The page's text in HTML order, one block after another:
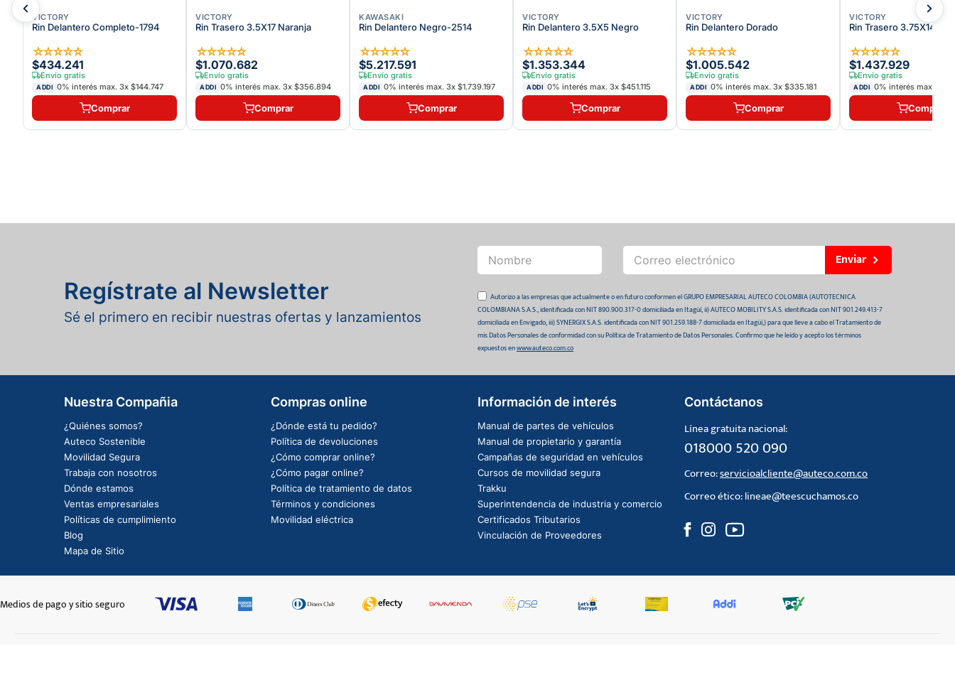
VICTORY
Rin Delantero Completo-1794
☆☆☆☆☆
$434.241
Envío gratis
ADDI 0% interés max. 3x $144.747
Comprar
VICTORY
Rin Trasero 3.5X17 Naranja
☆☆☆☆☆
$1.070.682
Envío gratis
ADDI 0% interés max. 3x $356.894
Comprar
KAWASAKI
Rin Delantero Negro-2514
☆☆☆☆☆
$5.217.591
Envío gratis
ADDI 0% interés max. 3x $1.739.197
Comprar
VICTORY
Rin Delantero 3.5X5 Negro
☆☆☆☆☆
$1.353.344
Envío gratis
ADDI 0% interés max. 3x $451.115
Comprar
VICTORY
Rin Delantero Dorado
☆☆☆☆☆
$1.005.542
Envío gratis
ADDI 0% interés max. 3x $335.181
Comprar
VICTORY
Rin Trasero 3.75X14
☆☆☆☆☆
$1.437.929
Envío gratis
ADDI 0% interés max.
Comprar
Regístrate al Newsletter
Sé el primero en recibir nuestras ofertas y lanzamientos
Enviar
Autorizo a las empresas que actualmente o en futuro conformen el GRUPO EMPRESARIAL AUTECO COLOMBIA (AUTOTECNICA
COLOMBIANA S.A.S., identificada con NIT 890.900.317-0 domiciliada en Itagüí, ii) AUTECO MOBILITY S.A.S. identificada con NIT 901.249.413-7
domiciliada en Envigado, iii) SYNERGIX S.A.S. identificada con NIT 901.259.188-7 domiciliada en Itagüí,) para que lleve a cabo el Tratamiento de
mis Datos Personales de conformidad con su Política de Tratamiento de Datos Personales. Confirmo que he leído y acepto los términos
expuestos enwww.auteco.com.co
Nuestra Compañia
¿Quiénes somos?
Auteco Sostenible
Movilidad Segura
Trabaja con nosotros
Dónde estamos
Ventas empresariales
Políticas de cumplimiento
Blog
Mapa de Sitio
Compras online
¿Dónde está tu pedido?
Política de devoluciones
¿Cómo comprar online?
¿Cómo pagar online?
Política de tratamiento de datos
Términos y condiciones
Movilidad eléctrica
Información de interés
Manual de partes de vehículos
Manual de propietario y garantía
Campañas de seguridad en vehículos
Cursos de movilidad segura
Trakku
Superintendencia de industria y comercio
Certificados Tributarios
Vinculación de Proveedores
Contáctanos
Línea gratuita nacional:
018000 520 090
Correo:servicioalcliente@auteco.com.co
Correo ético:lineae@teescuchamos.co
Medios de pago y sitio seguro